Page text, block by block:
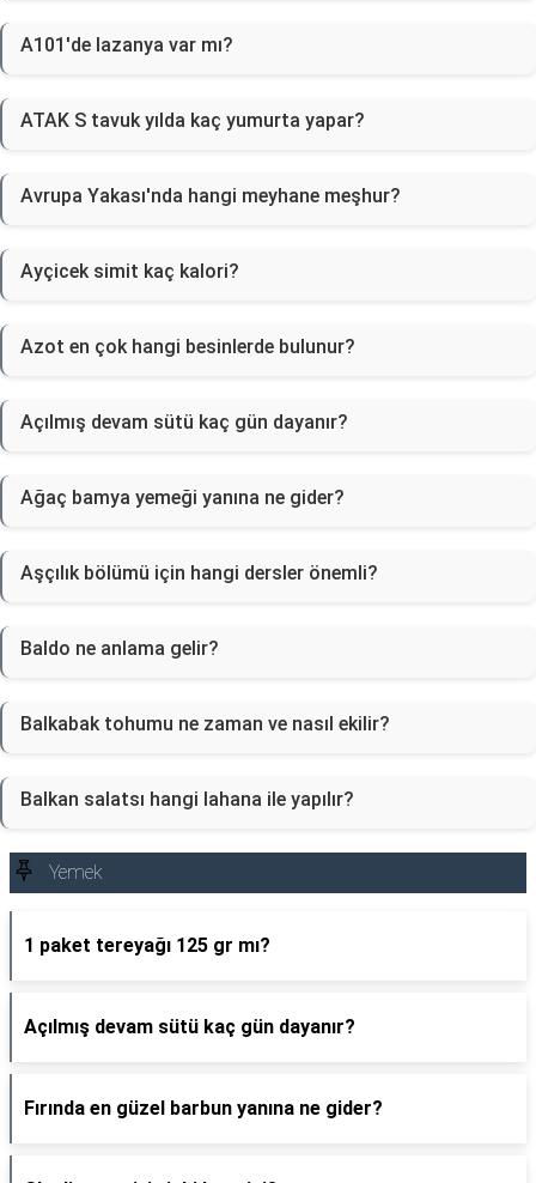
A101'de lazanya var mı?
ATAK S tavuk yılda kaç yumurta yapar?
Avrupa Yakası'nda hangi meyhane meşhur?
Ayçicek simit kaç kalori?
Azot en çok hangi besinlerde bulunur?
Açılmış devam sütü kaç gün dayanır?
Ağaç bamya yemeği yanına ne gider?
Aşçılık bölümü için hangi dersler önemli?
Baldo ne anlama gelir?
Balkabak tohumu ne zaman ve nasıl ekilir?
Balkan salatsı hangi lahana ile yapılır?
Yemek
1 paket tereyağı 125 gr mı?
Açılmış devam sütü kaç gün dayanır?
Fırında en güzel barbun yanına ne gider?